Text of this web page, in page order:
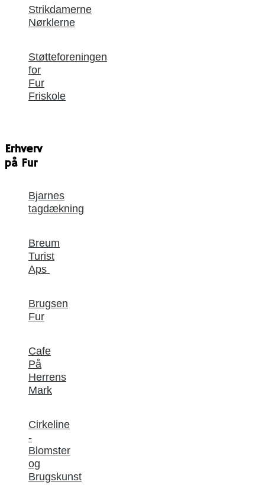
Strikdamerne
Nørklerne
Støtteforeningen
for
Fur
Friskole
Erhverv
på Fur
Bjarnes
tagdækning
Breum
Turist
Aps
Brugsen
Fur
Cafe
På
Herrens
Mark
Cirkeline
-
Blomster
og
Brugskunst